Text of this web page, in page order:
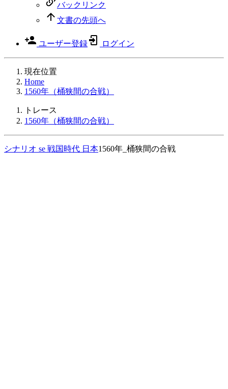
バックリンク
文書の先頭へ
ユーザー登録 ログイン
現在位置
Home
1560年（桶狭間の合戦）
トレース
1560年（桶狭間の合戦）
シナリオ se 戦国時代 日本1560年_桶狭間の合戦